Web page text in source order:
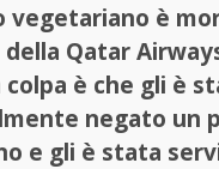
vegetariano è
Qatar
è che gli è
negato un
e gli è stata